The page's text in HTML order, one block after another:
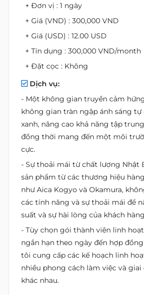
+ Đơn vị : 1 ngày
+ Giá (VND) : 300,000 VND
+ Giá (USD) : 12.00 USD
+ Tín dụng : 300,000 VND/month
+ Đặt cọc : Không
Dịch vụ:
- Một không gian truyền cảm
không gian tràn ngập ánh sáng tự
xanh, nâng cao khả năng tập
đồng thời mang đến một môi
cực.
- Sự thoải mái từ chất lượng Nhật
sản phẩm từ các thương hiệu
như Aica Kogyo và Okamura,
các tính năng và sự thoải mái để
suất và sự hài lòng của khách
- Tùy chọn gói thành viên linh
ngắn hạn theo ngày đến hợp
tôi cung cấp các kế hoạch linh
nhiều phong cách làm việc và
khác nhau.